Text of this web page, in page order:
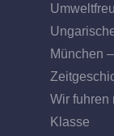
München
Wir fuhren
Klasse